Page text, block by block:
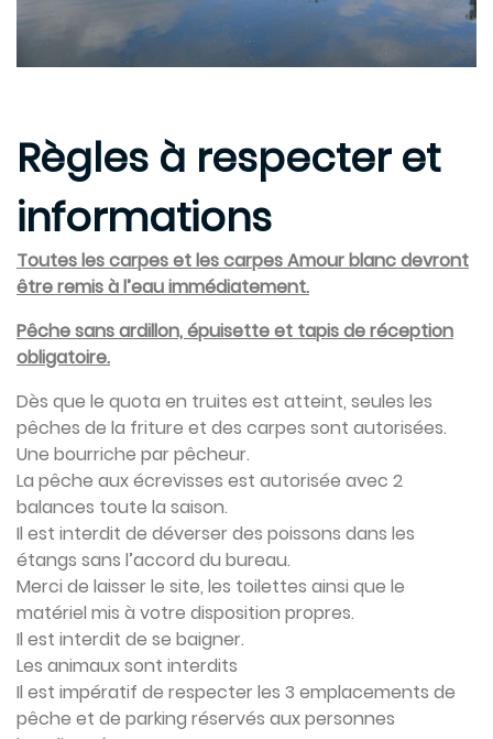
Règles à respecter et
informations
Toutes les carpes et les carpes Amour blanc devront
être remis à l’eau immédiatement.
Pêche sans ardillon, épuisette et tapis de réception
obligatoire.
Dès que le quota en truites est atteint, seules les
pêches de la friture et des carpes sont autorisées.
Une bourriche par pêcheur.
La pêche aux écrevisses est autorisée avec 2
balances toute la saison.
Il est interdit de déverser des poissons dans les
étangs sans l’accord du bureau.
Merci de laisser le site, les toilettes ainsi que le
matériel mis à votre disposition propres.
Il est interdit de se baigner.
Les animaux sont interdits
Il est impératif de respecter les 3 emplacements de
pêche et de parking réservés aux personnes